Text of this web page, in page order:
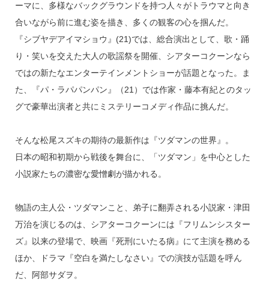
ーマに、多様なバックグラウンドを持つ人々がトラウマと向き
合いながら前に進む姿を描き、多くの観客の心を掴んだ。
『シブヤデアイマショウ』(21)では、総合演出として、歌・踊
り・笑いを交えた大人の歌謡祭を開催、シアターコクーンなら
ではの新たなエンターテインメントショーが話題となった。ま
た、『パ・ラパパンパン』（21）では作家・藤本有紀とのタッ
グで豪華出演者と共にミステリーコメディ作品に挑んだ。
そんな松尾スズキの期待の最新作は『ツダマンの世界』。
日本の昭和初期から戦後を舞台に、「ツダマン」を中心とした
小説家たちの濃密な愛憎劇が描かれる。
物語の主人公・ツダマンこと、弟子に翻弄される小説家・津田
万治を演じるのは、シアターコクーンには『フリムンシスター
ズ』以来の登場で、映画『死刑にいたる病』にて主演を務める
ほか、ドラマ『空白を満たしなさい』での演技が話題を呼ん
だ、阿部サダヲ。